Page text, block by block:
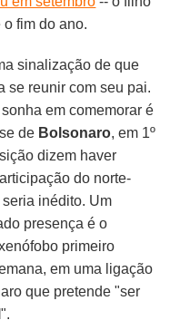
fim do ano.
sinalização de que
se reunir com seu pai.
em comemorar é
de Bolsonaro, em 1º
dizem haver
do norte-
inédito. Um
presença é o
primeiro
em uma ligação
que pretende "ser
".